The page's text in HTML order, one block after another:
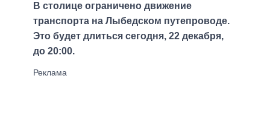
В столице ограничено движение
транспорта на Лыбедском путепроводе.
Это будет длиться сегодня, 22 декабря,
до 20:00.